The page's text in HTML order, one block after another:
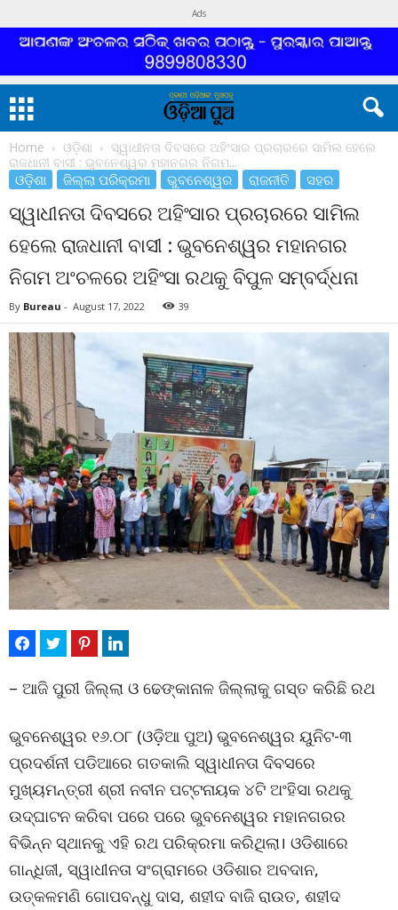
Ads
Home ଓଡ଼ିଶା
ସ୍ୱାଧୀନତା ଦିବସରେ ଅହିଂସାର ପ୍ରଚାରରେ ସାମିଲ ହେଲେ
ରାଜଧାନୀ ବାସୀ : ଭୁବନେଶ୍ୱର ମହାନଗର ନିଗମ...
ଓଡ଼ିଶା ଜିଲ୍ଲା ପରିକ୍ରମା ଭୁବନେଶ୍ୱର ରାଜନୀତି ସହର
ସ୍ୱାଧୀନତା ଦିବସରେ ଅହିଂସାର ପ୍ରଚାରରେ ସାମିଲ
ହେଲେ ରାଜଧାନୀ ବାସୀ : ଭୁବନେଶ୍ୱର ମହାନଗର
ନିଗମ ଅଂଚଳରେ ଅହିଂସା ରଥକୁ ବିପୁଳ ସମ୍ବର୍ଦ୍ଧନା
By Bureau - August 17, 2022 39
– ଆଜି ପୁରୀ ଜିଲ୍ଲା ଓ ଢେଙ୍କାନାଳ ଜିଲ୍ଲାକୁ ଗସ୍ତ କରିଛି ରଥ
ଭୁବନେଶ୍ୱର ୧୬.୦୮ (ଓଡ଼ିଆ ପୁଅ) ଭୁବନେଶ୍ୱର ୟୁନିଟ-୩
ପ୍ରଦର୍ଶନୀ ପଡିଆରେ ଗତକାଲି ସ୍ୱାଧୀନତା ଦିବସରେ
ମୁଖ୍ୟମନ୍ତ୍ରୀ ଶ୍ରୀ ନବୀନ ପଟ୍ଟନାୟକ ୪ଟି ଅଂହିସା ରଥକୁ
ଉଦ୍ଘାଟନ କରିବା ପରେ ପରେ ଭୁବନେଶ୍ୱର ମହାନଗରର
ବିଭିନ୍ନ ସ୍ଥାନକୁ ଏହି ରଥ ପରିକ୍ରମା କରିଥିଲା। ଓଡିଶାରେ
ଗାନ୍ଧିଜୀ, ସ୍ୱାଧୀନତା ସଂଗ୍ରାମରେ ଓଡିଶାର ଅବଦାନ,
ଉତ୍କଳମଣି ଗୋପବନ୍ଧୁ ଦାସ, ଶହୀଦ ବାଜି ରାଉତ, ଶହୀଦ